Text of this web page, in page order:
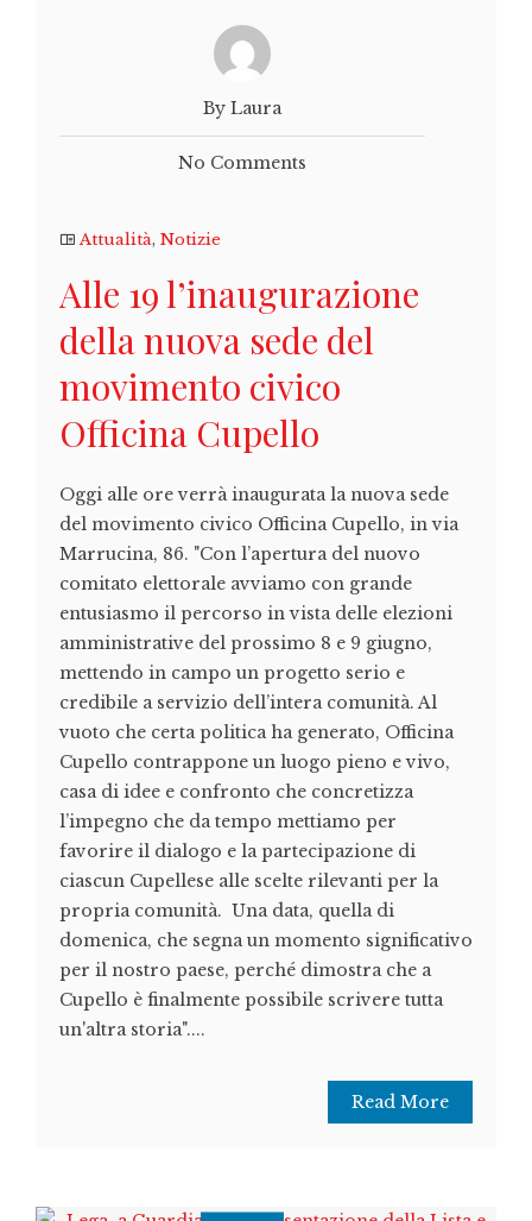
By Laura
No Comments
Attualità, Notizie
Alle 19 l’inaugurazione
della nuova sede del
movimento civico
Officina Cupello
Oggi alle ore verrà inaugurata la nuova sede
del movimento civico Officina Cupello, in via
Marrucina, 86. "Con l’apertura del nuovo
comitato elettorale avviamo con grande
entusiasmo il percorso in vista delle elezioni
amministrative del prossimo 8 e 9 giugno,
mettendo in campo un progetto serio e
credibile a servizio dell’intera comunità. Al
vuoto che certa politica ha generato, Officina
Cupello contrappone un luogo pieno e vivo,
casa di idee e confronto che concretizza
l’impegno che da tempo mettiamo per
favorire il dialogo e la partecipazione di
ciascun Cupellese alle scelte rilevanti per la
propria comunità. Una data, quella di
domenica, che segna un momento significativo
per il nostro paese, perché dimostra che a
Cupello è finalmente possibile scrivere tutta
un'altra storia"....
Read More